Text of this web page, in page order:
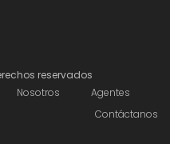
reservados
Nosotros
Agentes
Contáctanos